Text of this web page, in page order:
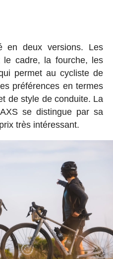
en deux versions. Les
le cadre, la fourche, les
permet au cycliste de
préférences en termes
de style de conduite. La
se distingue par sa
très intéressant.